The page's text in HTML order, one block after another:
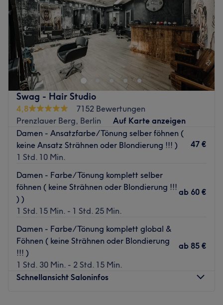
Samstag
10:00
20:00
Sonntag
Geschlossen
Willkommen bei Twenty Seven Coıffeur in Berlin. In
diesem Friseursalon erwarten dich erstklassige
Behandlungen mit hochwertigen Produkten. Überzeuge
dich selbst und buche deinen Termin direkt und
unkompliziert über die Treatwell-App.
Nächste öffentliche Verkehrsmittel:
Nur etwa zwei Gehminuten entfernt, befindet sich die
Straßenbahnhaltestelle Fröbelstr.
Das Team:
ihrer Erfahrung & Expertise können sie dich umfassend
beraten und die für dich perfekt passende Behandlung
anbieten. Neben Deutsch kannst du auch Türkisch mit
ihnen sprechen.
Was uns an dem Salon gefällt:
Atmosphäre: Einladend, modern, entspannend.
Expertise: Friseur.
Extras: Gut zu erreichen, zentral gelegen, Haustiere
erlaubt, kinderfreundlich, barrierefrei, kostenfreie
Swag - Hair Studio
4,8
7152 Bewertungen
Prenzlauer Berg, Berlin
Auf Karte anzeigen
Damen - Ansatzfarbe/Tönung selber föhnen (
keine Ansatz Strähnen oder Blondierung !!! )
1 Std. 10 Min.
47 €
Damen - Farbe/Tönung komplett selber
föhnen ( keine Strähnen oder Blondierung !!!
) )
1 Std. 15 Min. - 1 Std. 25 Min.
ab 60 €
Damen - Farbe/Tönung komplett global &
Föhnen ( keine Strähnen oder Blondierung
!!! )
1 Std. 30 Min. - 2 Std. 15 Min.
ab 85 €
Schnellansicht Saloninfos